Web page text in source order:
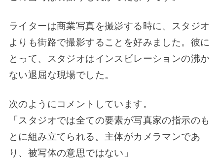
ライターは商業写真を撮影する時に、スタジオ
よりも街路で撮影することを好みました。彼に
とって、スタジオはインスピレーションの沸か
ない退屈な現場でした。
次のようにコメントしています。
「スタジオでは全ての要素が写真家の指示のも
とに組み立てられる。主体がカメラマンであ
り、被写体の意思ではない」